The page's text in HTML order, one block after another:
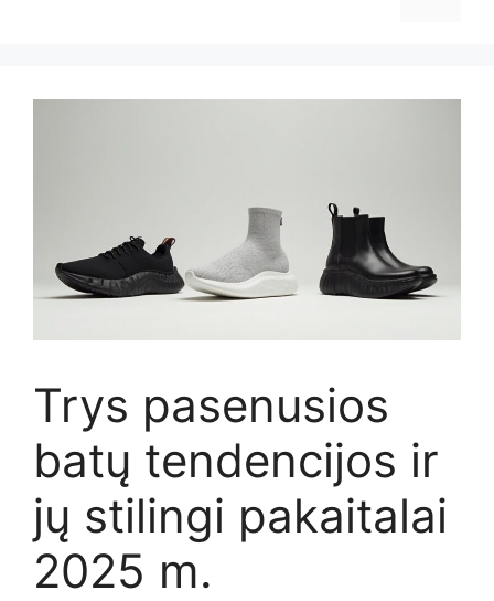
Trys pasenusios
batų tendencijos ir
jų stilingi pakaitalai
2025 m.